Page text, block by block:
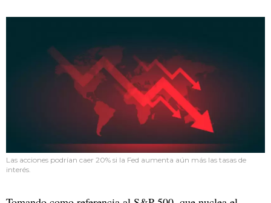
Las acciones podrían caer 20% si la Fed aumenta aún más las tasas de
interés.